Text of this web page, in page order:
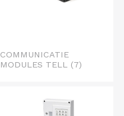
COMMUNICATIE
MODULES TELL (7)